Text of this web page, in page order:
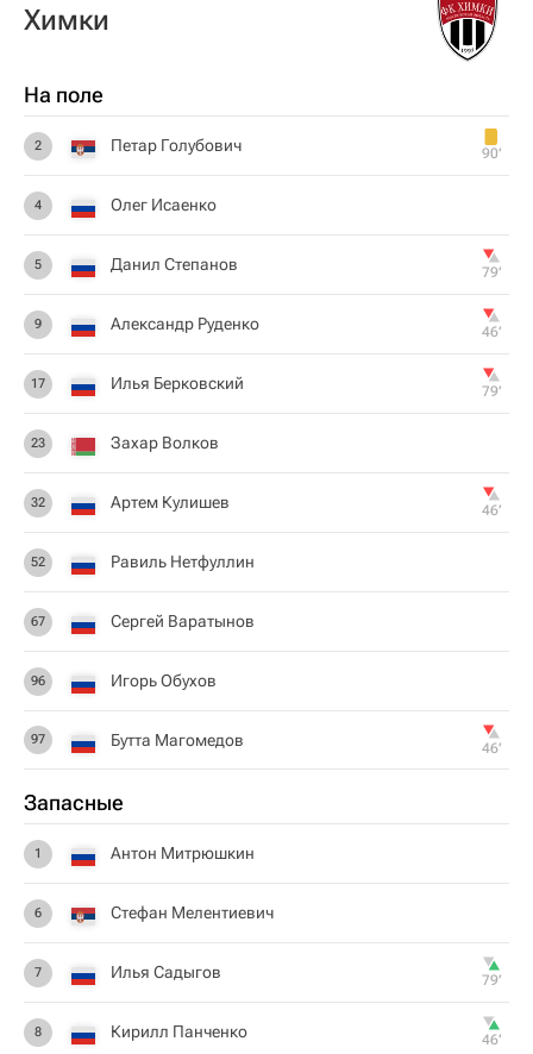
Химки
На поле
2 Петар Голубович 90‎’‎
4 Олег Исаенко
5 Данил Степанов 79‎’‎
9 Александр Руденко 46‎’‎
17 Илья Берковский 79‎’‎
23 Захар Волков
32 Артем Кулишев 46‎’‎
52 Равиль Нетфуллин
67 Сергей Варатынов
96 Игорь Обухов
97 Бутта Магомедов 46‎’‎
Запасные
1 Антон Митрюшкин
6 Стефан Мелентиевич
7 Илья Садыгов 79‎’‎
8 Кирилл Панченко 46‎’‎